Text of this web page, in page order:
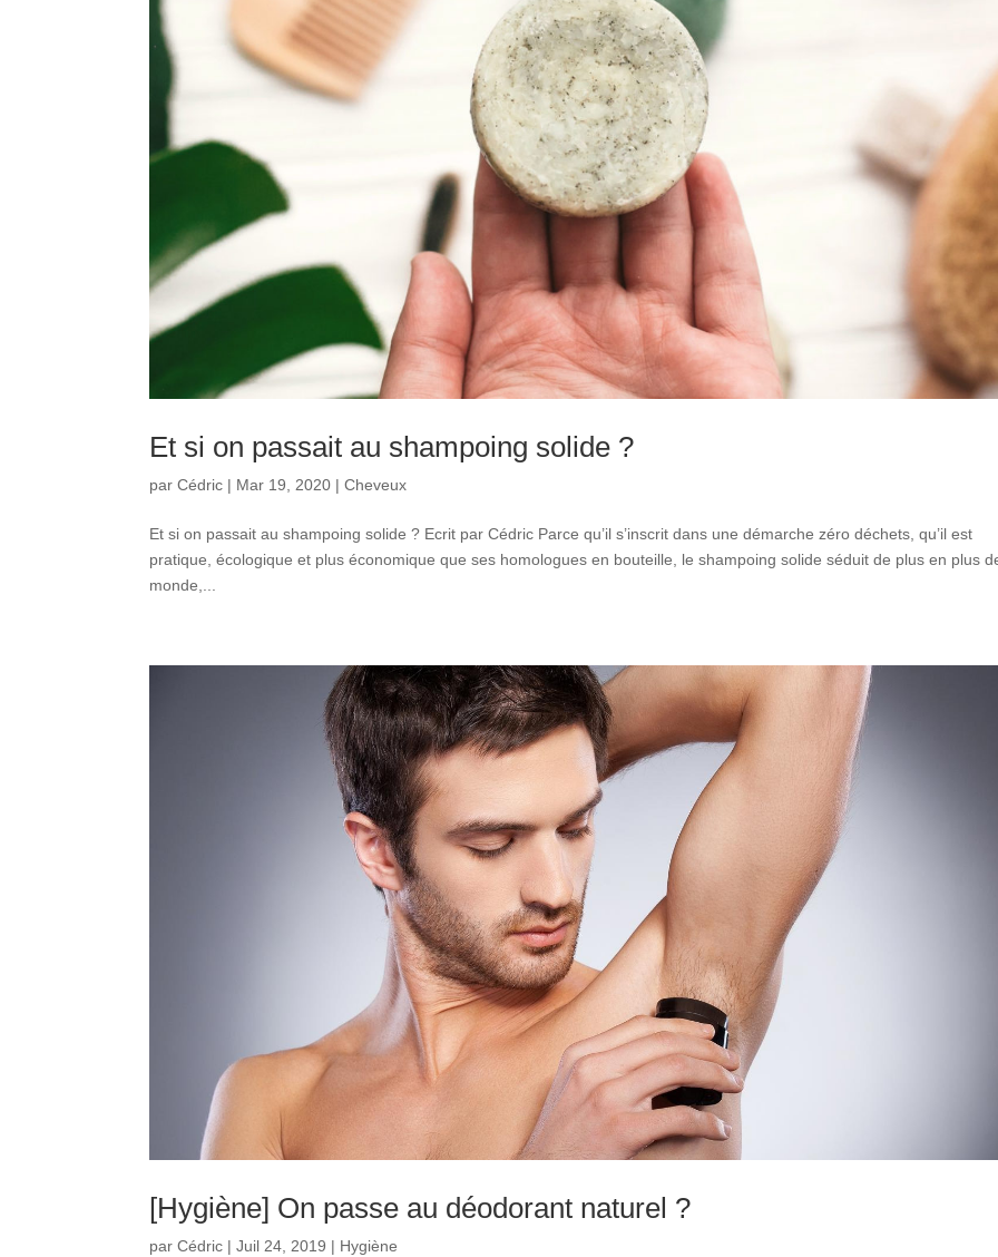
Et si on passait au shampoing solide ?
parCédric | Mar 19, 2020 |Cheveux
Et si on passait au shampoing solide ? Ecrit par Cédric Parce qu’il s’inscrit dans une démarche zéro déchets, qu’il est
pratique, écologique et plus économique que ses homologues en bouteille, le shampoing solide séduit de plus en plus
monde,...
[Hygiène] On passe au déodorant naturel ?
parCédric |Juil 24, 2019 | Hygiène